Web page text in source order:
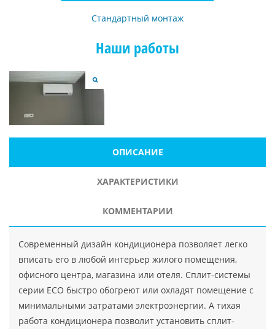
Стандартный монтаж
Наши работы
ОПИСАНИЕ
ХАРАКТЕРИСТИКИ
КОММЕНТАРИИ
Современный дизайн кондиционера позволяет легко
вписать его в любой интерьер жилого помещения,
офисного центра, магазина или отеля. Сплит-системы
серии ECO быстро обогреют или охладят помещение с
минимальными затратами электроэнергии. А тихая
работа кондиционера позволит установить сплит-